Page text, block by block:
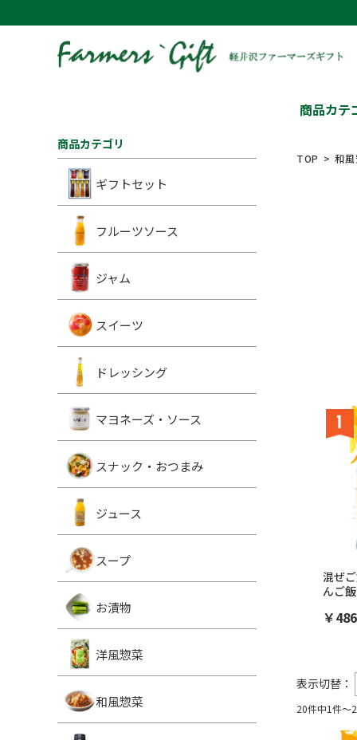
商品カテ
TOP 和風
混ぜ
んご飯
￥486
表示切替：
20件中1件～
商品カテゴリ
ギフトセット
フルーツソース
ジャム
スイーツ
ドレッシング
マヨネーズ・ソース
スナック・おつまみ
ジュース
スープ
お漬物
洋風惣菜
和風惣菜